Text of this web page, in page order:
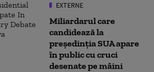
EXTERNE
Miliardarul care
candidează la
preşedinţia SUA apare
în public cu cruci
desenate pe mâini